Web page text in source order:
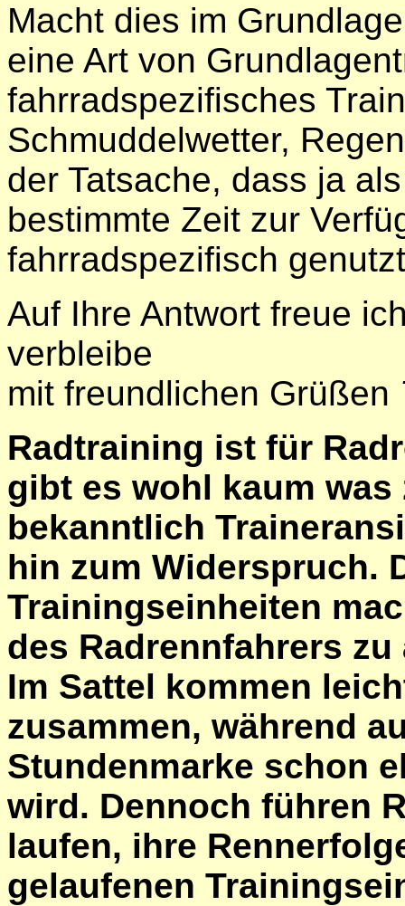
Macht dies im
eine Art von
fahrradspezifisches
Schmuddelwetter,
der Tatsache, dass ja
bestimmte Zeit zur
fahrradspezifisch
Auf Ihre Antwort freue
verbleibe
mit freundlichen Grüßen
Radtraining ist für
gibt es wohl kaum
bekanntlich
hin zum Widerspruch.
Trainingseinheiten
des Radrennfahrers
Im Sattel kommen
zusammen, während
Stundenmarke schon
wird. Dennoch führen
laufen, ihre
gelaufenen